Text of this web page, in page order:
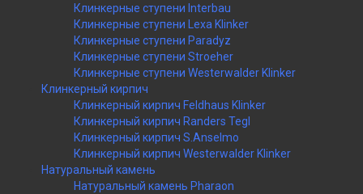
Клинкерные ступени Interbau
Клинкерные ступени Lexa Klinker
Клинкерные ступени Paradyz
Клинкерные ступени Stroeher
Клинкерные ступени Westerwalder Klinker
Клинкерный кирпич
Клинкерный кирпич Feldhaus Klinker
Клинкерный кирпич Randers Tegl
Клинкерный кирпич S.Anselmo
Клинкерный кирпич Westerwalder Klinker
Натуральный камень
Натуральный камень Pharaon